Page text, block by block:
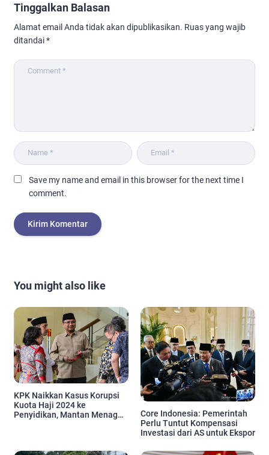
Tinggalkan Balasan
Alamat email Anda tidak akan dipublikasikan. Ruas yang wajib
ditandai*
Save my name and email in this browser for the next time I
comment.
You might also like
KPK Naikkan Kasus Korupsi
Kuota Haji 2024 ke
Penyidikan, Mantan Menag
Core Indonesia: Pemerintah
Perlu Tuntut Kompensasi
Investasi dari AS untuk Ekspor